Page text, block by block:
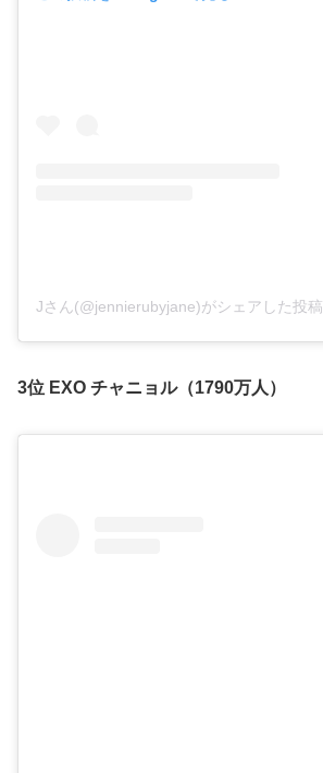
Jさん(@jennierubyjane)がシェアした投稿
3位 EXO チャニョル（1790万人）